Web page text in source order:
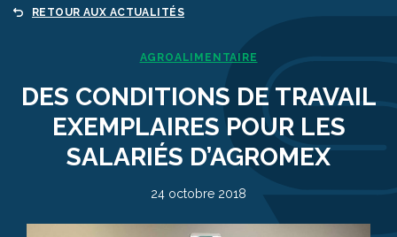
RETOUR AUX ACTUALITÉS
AGROALIMENTAIRE
DES CONDITIONS DE TRAVAIL
EXEMPLAIRES POUR LES
SALARIÉS D’AGROMEX
24 octobre 2018